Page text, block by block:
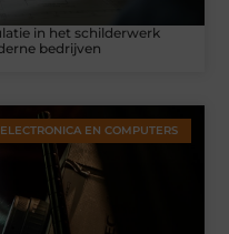
in het schilderwerk
bedrijven
ELECTRONICA EN COMPUTERS